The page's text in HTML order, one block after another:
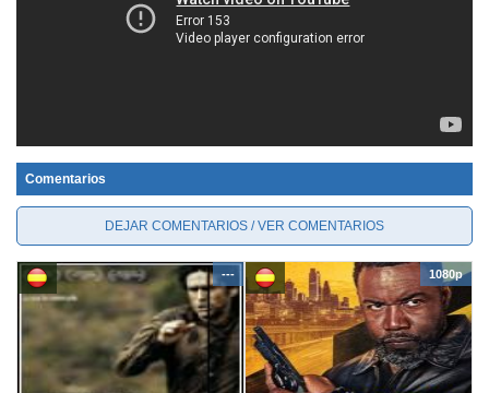
Comentarios
DEJAR COMENTARIOS / VER COMENTARIOS
--- 1080p